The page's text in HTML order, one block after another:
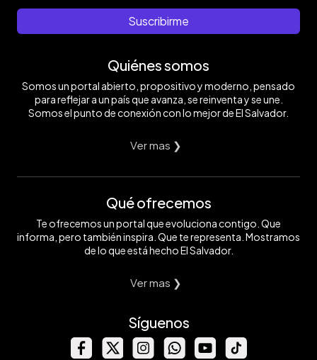
Suscribirme
Quiénes somos
Somos un portal abierto, propositivo y moderno, pensado
para reflejar a un país que avanza, se reinventa y se une.
Somos el punto de conexión con lo mejor de El Salvador.
Ver mas ❯
Qué ofrecemos
Te ofrecemos un portal que evoluciona contigo. Que
informa, pero también inspira. Que te representa. Mostramos
de lo que está hecho El Salvador.
Ver mas ❯
Síguenos